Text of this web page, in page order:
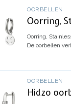
OORBELLEN
Oorring,
Oorring,
De oorbellen
OORBELLEN
Hidzo